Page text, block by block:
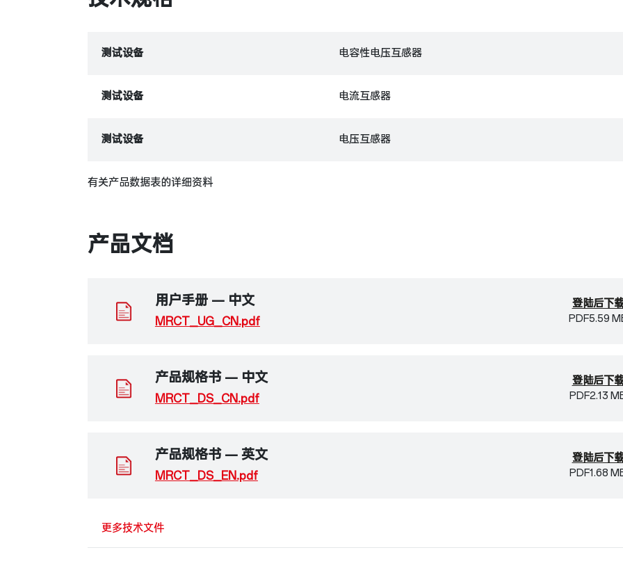
测试设备 电容性电压互感器
测试设备 电流互感器
测试设备 电压互感器
有关产品数据表的详细资料
产品文档
用户手册 — 中文
MRCT_UG_CN.pdf
登陆后下
PDF5.59
产品规格书 — 中文
MRCT_DS_CN.pdf
登陆后下
PDF2.13
产品规格书 — 英文
MRCT_DS_EN.pdf
登陆后下
PDF1.68
更多技术文件